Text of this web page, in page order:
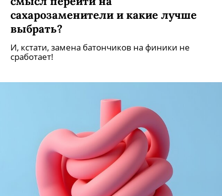
Хочу сладкого и похудеть! Есть ли
смысл перейти на
сахарозаменители и какие лучше
выбрать?